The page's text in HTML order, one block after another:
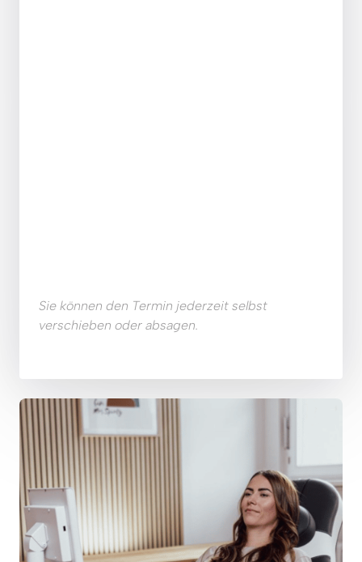
Sie können den Termin jederzeit selbst
verschieben oder absagen.